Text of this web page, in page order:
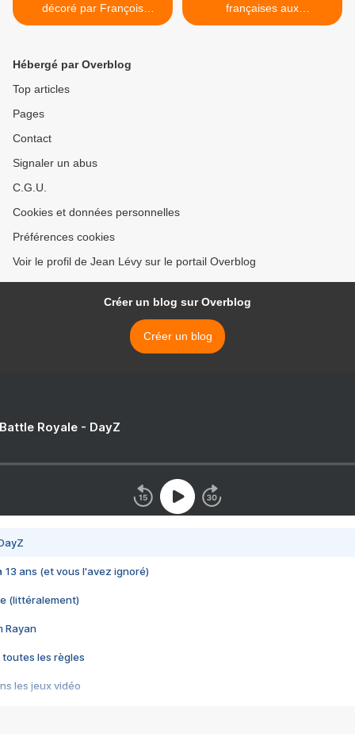
décoré par François
Hollande, Barroso devant la
démission
françaises aux
multinationales >
Hébergé par Overblog
Top articles
Pages
Contact
Signaler un abus
C.G.U.
Cookies et données personnelles
Préférences cookies
Voir le profil de Jean Lévy sur le portail Overblog
Créer un blog sur Overblog
Créer un blog
Royale - DayZ
13 ans (et vous l'avez ignoré)
(littéralement)
Rayan
toutes les règles
les jeux vidéo